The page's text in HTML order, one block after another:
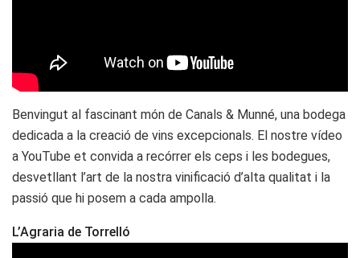
Benvingut al fascinant món de Canals & Munné, una bodega
dedicada a la creació de vins excepcionals. El nostre vídeo
a YouTube et convida a recórrer els ceps i les bodegues,
desvetllant l’art de la nostra vinificació d’alta qualitat i la
passió que hi posem a cada ampolla.
L’Agraria de Torrelló